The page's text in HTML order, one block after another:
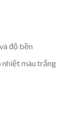
độ bền
nhiệt màu trắng